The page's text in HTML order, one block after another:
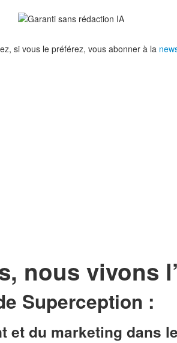
si vous le préférez, vous abonner à la
nous vivons
Superception :
et du marketing dans